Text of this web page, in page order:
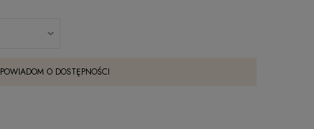
POWIADOM O DOSTĘPNOŚCI